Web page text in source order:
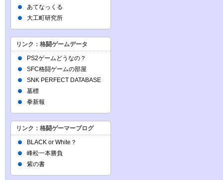
あてなっくる
大工町研究所
リンク：格闘ゲームデータ
PS2ゲームどうなの？
SFC格闘ゲームの部屋
SNK PERFECT DATABASE
墓標
拳新報
リンク：格闘ゲーマーブログ
BLACK or White？
峰松一本勝負
紫の書